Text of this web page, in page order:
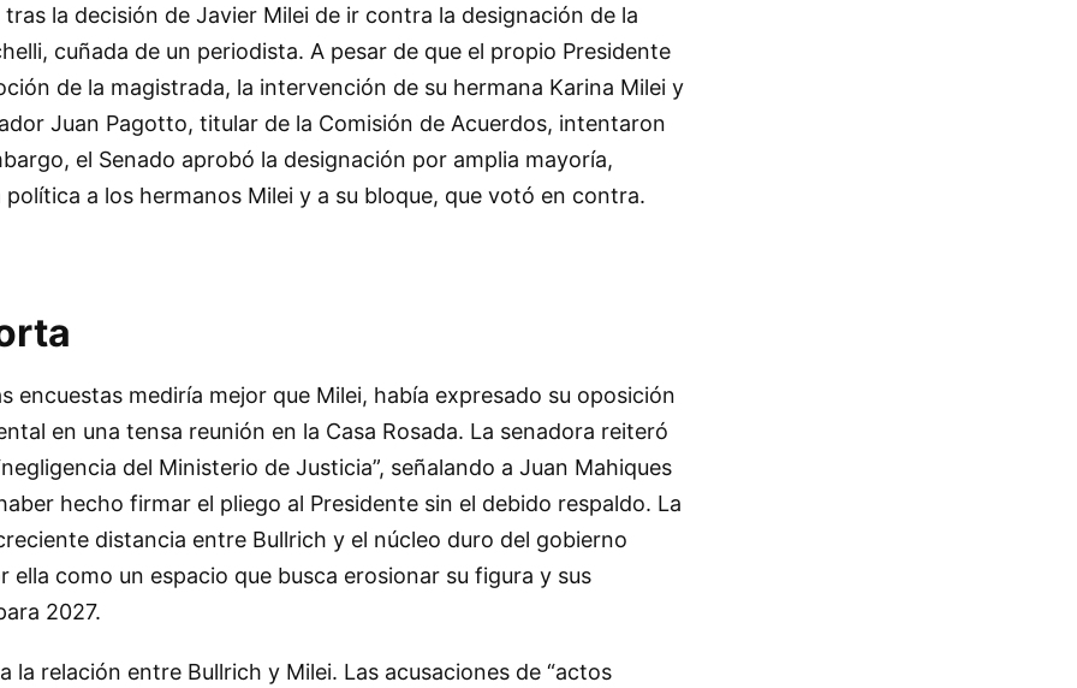
la decisión de Javier Milei de ir contra la designación de la
cuñada de un periodista. A pesar de que el propio Presidente
de la magistrada, la intervención de su hermana Karina Milei y
Juan Pagotto, titular de la Comisión de Acuerdos, intentaron
el Senado aprobó la designación por amplia mayoría,
a los hermanos Milei y a su bloque, que votó en contra.
encuestas mediría mejor que Milei, había expresado su oposición
en una tensa reunión en la Casa Rosada. La senadora reiteró
del Ministerio de Justicia”, señalando a Juan Mahiques
hecho firmar el pliego al Presidente sin el debido respaldo. La
distancia entre Bullrich y el núcleo duro del gobierno
ella como un espacio que busca erosionar su figura y sus
2027.
la relación entre Bullrich y Milei. Las acusaciones de “actos